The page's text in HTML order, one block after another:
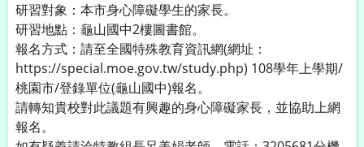
研習對象：本市身心障礙學生的家長。
研習地點：龜山國中2樓圖書館。
報名方式：請至全國特殊教育資訊網(網址：
https://special.moe.gov.tw/study.php) 108學年上學期/
桃園市/登錄單位(龜山國中)報名。
請轉知貴校對此議題有興趣的身心障礙家長，並協助上網
報名。